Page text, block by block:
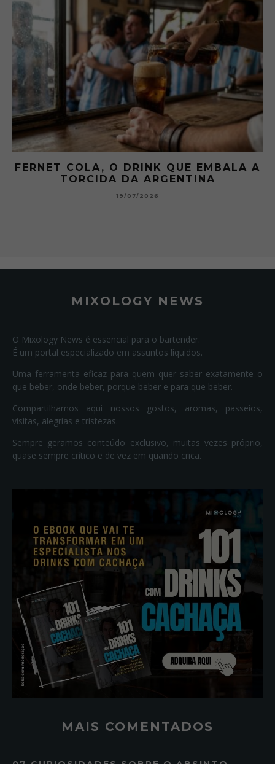
FERNET COLA, O DRINK QUE EMBALA A
TORCIDA DA ARGENTINA
19/07/2026
MIXOLOGY NEWS
O Mixology News é essencial para o bartender.
É um portal especializado em assuntos líquidos.
Uma ferramenta eficaz para quem quer saber exatamente o
que beber, onde beber, porque beber e para que beber.
Compartilhamos aqui nossos gostos, aromas, passeios,
visitas, alegrias e tristezas.
Sempre geramos conteúdo exclusivo, muitas vezes próprio,
quase sempre crítico e de vez em quando crica.
MAIS COMENTADOS